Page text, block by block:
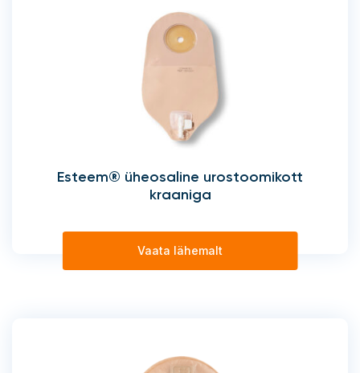
Esteem® üheosaline urostoomikott
kraaniga
Vaata lähemalt